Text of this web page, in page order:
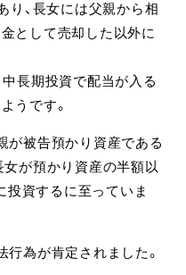
り、長女には父親から相
として売却した以外に
中長期投資で配当が入る
うです。
が被告預かり資産である
女が預かり資産の半額以
投資するに至っていま
行為が肯定されました。